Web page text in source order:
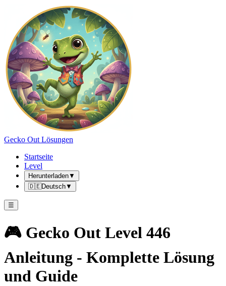
Gecko Out Lösungen
Startseite
Level
Herunterladen▼
🇩🇪Deutsch▼
☰
🎮 Gecko Out Level 446
Anleitung - Komplette Lösung
und Guide